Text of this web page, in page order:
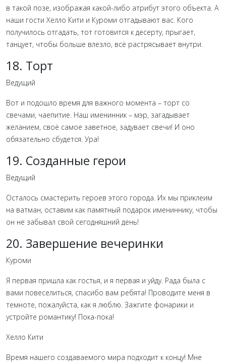
в такой позе, изображая какой-либо атрибут этого объекта. А
наши гости Хелло Кити и Куроми отгадывают вас. Кого
получилось отгадать, тот готовится к десерту, прыгает,
танцует, чтобы больше влезло, всё растрясывает внутри.
18. Торт
Ведущий
Вот и подошло время для важного момента – торт со
свечами, чаепитие. Наш именинник – мэр, загадывает
желанием, своё самое заветное, задувает свечи! И оно
обязательно сбудется. Ура!
19. Созданные герои
Ведущий
Осталось смастерить героев этого города. Их мы приклеим
на ватман, оставим как памятный подарок имениннику, чтобы
он не забывал свой сегодняшний день!
20. Завершение вечеринки
Куроми
Я первая пришла как гостья, и я первая и уйду. Рада была с
вами повеселиться, спасибо вам ребята! Проводите меня в
темноте, пожалуйста, как я люблю. Зажгите фонарики и
устройте романтику! Пока-пока!
Хелло Кити
Время нашего создаваемого мира подходит к концу! Мне